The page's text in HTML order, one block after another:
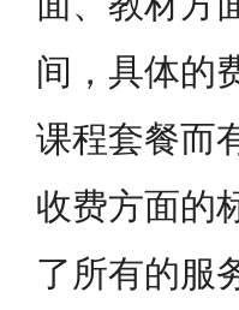
间，具体的
课程套餐而
收费方面的
了所有的服